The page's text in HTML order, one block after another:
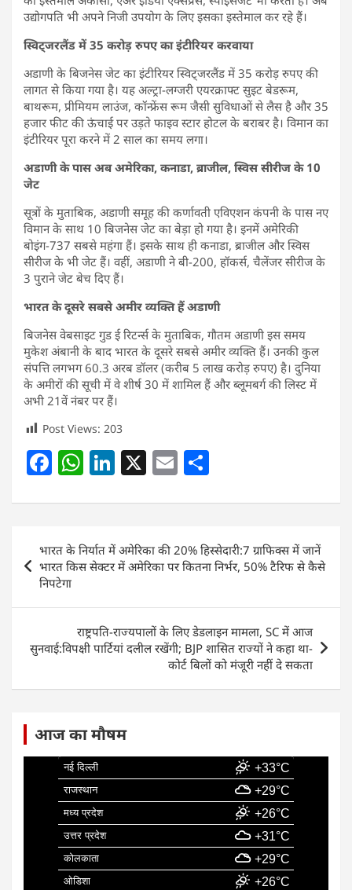
उद्योगपति भी अपने निजी उपयोग के लिए इसका इस्तेमाल कर रहे हैं।
स्विट्जरलैंड में 35 करोड़ रुपए का इंटीरियर करवाया
अडाणी के बिजनेस जेट का इंटीरियर स्विट्जरलैंड में 35 करोड़ रुपए की
लागत से किया गया है। यह अल्ट्रा-लग्जरी एयरक्राफ्ट सुइट बेडरूम,
बाथरूम, प्रीमियम लाउंज, कॉन्फ्रेंस रूम जैसी सुविधाओं से लैस है और 35
हजार फीट की ऊंचाई पर उड़ते फाइव स्टार होटल के बराबर है। विमान का
इंटीरियर पूरा करने में 2 साल का समय लगा।
अडाणी के पास अब अमेरिका, कनाडा, ब्राजील, स्विस सीरीज के 10
जेट
सूत्रों के मुताबिक, अडाणी समूह की कर्णावती एविएशन कंपनी के पास नए
विमान के साथ 10 बिजनेस जेट का बेड़ा हो गया है। इनमें अमेरिकी
बोइंग-737 सबसे महंगा हैं। इसके साथ ही कनाडा, ब्राजील और स्विस
सीरीज के भी जेट हैं। वहीं, अडाणी ने बी-200, हॉकर्स, चैलेंजर सीरीज के
3 पुराने जेट बेच दिए हैं।
भारत के दूसरे सबसे अमीर व्यक्ति हैं अडाणी
बिजनेस वेबसाइट गुड ई रिटर्न्स के मुताबिक, गौतम अडाणी इस समय
मुकेश अंबानी के बाद भारत के दूसरे सबसे अमीर व्यक्ति हैं। उनकी कुल
संपत्ति लगभग 60.3 अरब डॉलर (करीब 5 लाख करोड़ रुपए) है। दुनिया
के अमीरों की सूची में वे शीर्ष 30 में शामिल हैं और ब्लूमबर्ग की लिस्ट में
अभी 21वें नंबर पर हैं।
Post Views: 203
F
c
e
b
o
o
k
W
at
s
A
p
Li
k
e
dI
X E
ai
l
ar
e
navigation
भारत के निर्यात में अमेरिका की 20% हिस्सेदारी:7 ग्राफिक्स में जानें
भारत किस सेक्टर में अमेरिका पर कितना निर्भर, 50% टैरिफ से कैसे
निपटेगा
राष्ट्रपति-राज्यपालों के लिए डेडलाइन मामला, SC में आज
सुनवाई:विपक्षी पार्टियां दलील रखेंगी; BJP शासित राज्यों ने कहा था-
कोर्ट बिलों को मंजूरी नहीं दे सकता
आज का मौषम
नई दिल्ली +33°C
राजस्थान +29°C
मध्य प्रदेश +26°C
उत्तर प्रदेश +31°C
कोलकाता +29°C
ओडिशा +26°C